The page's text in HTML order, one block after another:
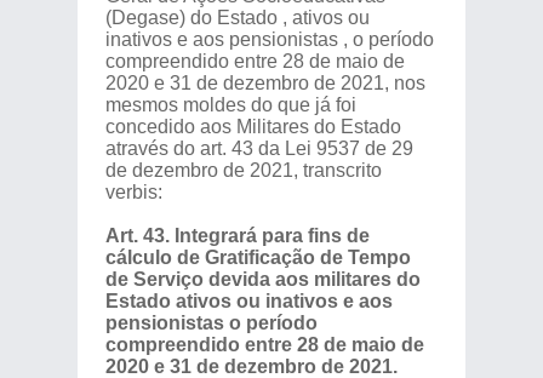
(Degase) do Estado , ativos ou
inativos e aos pensionistas , o período
compreendido entre 28 de maio de
2020 e 31 de dezembro de 2021, nos
mesmos moldes do que já foi
concedido aos Militares do Estado
através do art. 43 da Lei 9537 de 29
de dezembro de 2021, transcrito
verbis:
Art. 43. Integrará para fins de
cálculo de Gratificação de Tempo
de Serviço devida aos militares do
Estado ativos ou inativos e aos
pensionistas o período
compreendido entre 28 de maio de
2020 e 31 de dezembro de 2021.